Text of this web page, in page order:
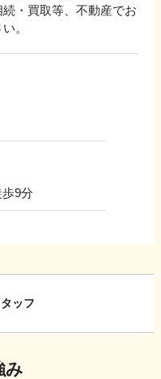
・買取等、不動産でお
。
9分
ッフ
み